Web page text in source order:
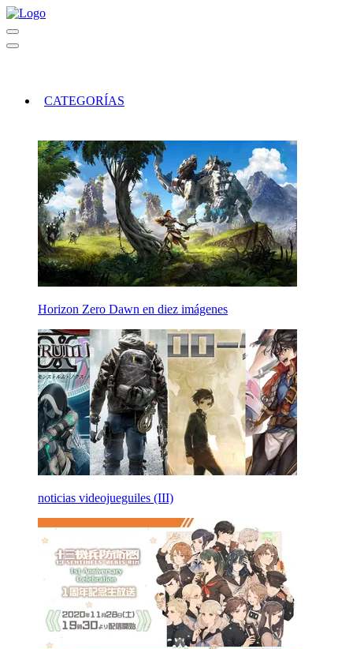
CATEGORÍAS
Horizon Zero Dawn en diez imágenes
noticias videojueguiles (III)